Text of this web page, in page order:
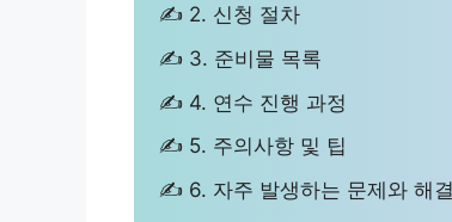
✍ 2. 신청 절차
✍ 3. 준비물 목록
✍ 4. 연수 진행 과정
✍ 5. 주의사항 및 팁
✍ 6. 자주 발생하는 문제와 해결